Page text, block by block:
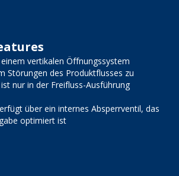
vertikalen Öffnungssystem
Störungen des Produktflusses zu
nur in der Freifluss-Ausführung
über ein internes Absperrventil, das
optimiert ist